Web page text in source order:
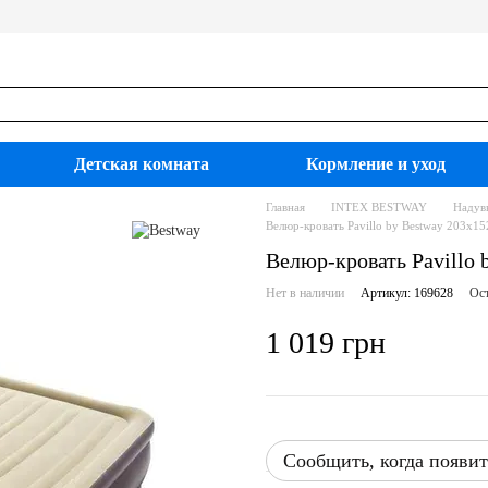
Детская комната Кормление и уход
Главная INTEX BESTWAY
Велюр-кровать Pavillo by Bestway
Велюр-кровать Pavillo
Нет в наличии Артикул: 169628
1 019 грн
Сообщить, когда